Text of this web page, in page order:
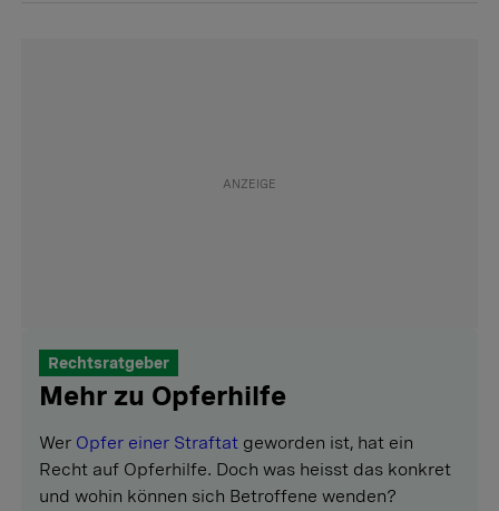
Rechtsratgeber
Mehr zu Opferhilfe
Wer Opfer einer Straftat geworden ist, hat ein
Recht auf Opferhilfe. Doch was heisst das konkret
und wohin können sich Betroffene wenden?